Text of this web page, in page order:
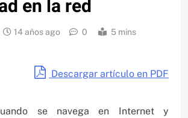
en la red
14 años ago 0 5 mins
Descargar artículo en PDF
se navega en Internet y